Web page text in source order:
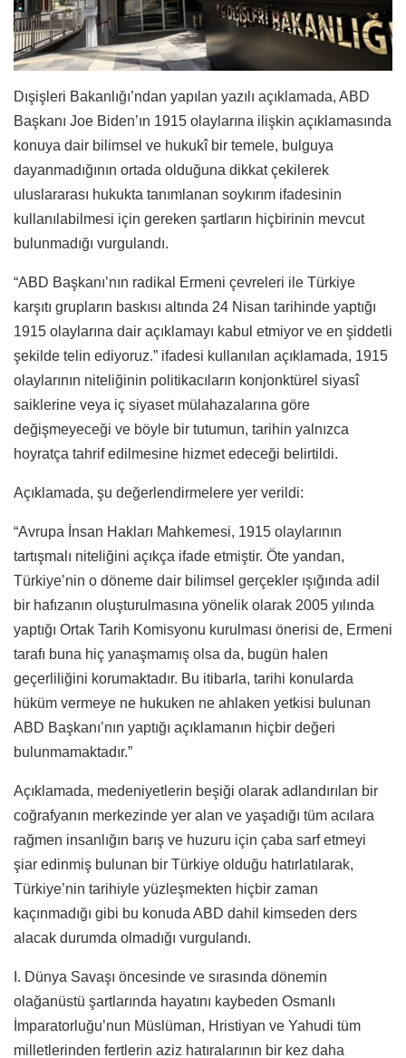
Dışişleri Bakanlığı’ndan yapılan yazılı açıklamada, ABD
Başkanı Joe Biden’ın 1915 olaylarına ilişkin açıklamasında
konuya dair bilimsel ve hukukî bir temele, bulguya
dayanmadığının ortada olduğuna dikkat çekilerek
uluslararası hukukta tanımlanan soykırım ifadesinin
kullanılabilmesi için gereken şartların hiçbirinin mevcut
bulunmadığı vurgulandı.
“ABD Başkanı’nın radikal Ermeni çevreleri ile Türkiye
karşıtı grupların baskısı altında 24 Nisan tarihinde yaptığı
1915 olaylarına dair açıklamayı kabul etmiyor ve en şiddetli
şekilde telin ediyoruz.” ifadesi kullanılan açıklamada, 1915
olaylarının niteliğinin politikacıların konjonktürel siyasî
saiklerine veya iç siyaset mülahazalarına göre
değişmeyeceği ve böyle bir tutumun, tarihin yalnızca
hoyratça tahrif edilmesine hizmet edeceği belirtildi.
Açıklamada, şu değerlendirmelere yer verildi:
“Avrupa İnsan Hakları Mahkemesi, 1915 olaylarının
tartışmalı niteliğini açıkça ifade etmiştir. Öte yandan,
Türkiye’nin o döneme dair bilimsel gerçekler ışığında adil
bir hafızanın oluşturulmasına yönelik olarak 2005 yılında
yaptığı Ortak Tarih Komisyonu kurulması önerisi de, Ermeni
tarafı buna hiç yanaşmamış olsa da, bugün halen
geçerliliğini korumaktadır. Bu itibarla, tarihi konularda
hüküm vermeye ne hukuken ne ahlaken yetkisi bulunan
ABD Başkanı’nın yaptığı açıklamanın hiçbir değeri
bulunmamaktadır.”
Açıklamada, medeniyetlerin beşiği olarak adlandırılan bir
coğrafyanın merkezinde yer alan ve yaşadığı tüm acılara
rağmen insanlığın barış ve huzuru için çaba sarf etmeyi
şiar edinmiş bulunan bir Türkiye olduğu hatırlatılarak,
Türkiye’nin tarihiyle yüzleşmekten hiçbir zaman
kaçınmadığı gibi bu konuda ABD dahil kimseden ders
alacak durumda olmadığı vurgulandı.
I. Dünya Savaşı öncesinde ve sırasında dönemin
olağanüstü şartlarında hayatını kaybeden Osmanlı
İmparatorluğu’nun Müslüman, Hristiyan ve Yahudi tüm
milletlerinden fertlerin aziz hatıralarının bir kez daha